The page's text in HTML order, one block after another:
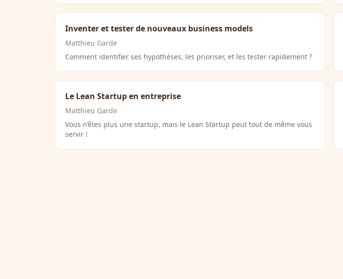
Inventer et tester de nouveaux business models
Matthieu Garde
Comment identifier ses hypothèses, les prioriser, et les tester rapidement ?
Le Lean Startup en entreprise
Matthieu Garde
Vous n’êtes plus une startup, mais le Lean Startup peut tout de même vous
servir !